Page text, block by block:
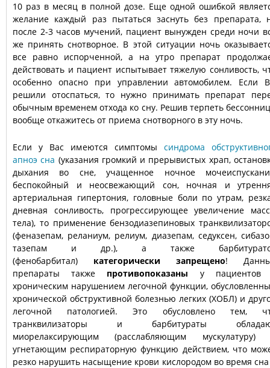
10 раз в месяц в полной дозе. Еще одной ошибкой
желание каждый раз пытаться заснуть без препарата,
после 2-3 часов мучений, пациент вынужден среди ночи
же принять снотворное. В этой ситуации ночь
все равно испорченной, а на утро препарат
действовать и пациент испытывает тяжелую сонливость,
особенно опасно при управлении автомобилем. Если
решили отоспаться, то нужно принимать препарат
обычным временем отхода ко сну. Решив терпеть
вообще откажитесь от приема снотворного в эту ночь.
Если у Вас имеются симптомы синдрома
апноэ сна (указания громкий и прерывистых храп,
дыхания во сне, учащенное ночное
беспокойный и неосвежающий сон, ночная и
артериальная гипертония, головные боли по утрам,
дневная сонливость, прогрессирующее увеличение
тела), то применение бензодиазепиновых
(феназепам, реланиум, релиум, диазепам, седуксен,
тазепам и др.), а также
(фенобарбитал) категорически запрещено!
препараты также противопоказаны у пациентов
хроническим нарушением легочной функции,
хронической обструктивной болезнью легких (ХОБЛ) и
легочной патологией. Это обусловлено тем,
транквилизаторы и барбитураты
миорелаксирующим (расслабляющим мускулатуру)
угнетающим респираторную функцию действием, что
резко нарушить насыщение крови кислородом во время